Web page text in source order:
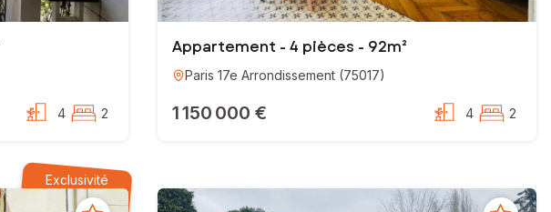
4 2
Appartement - 4 pièces - 92m²
Paris 17e Arrondissement (75017)
1 150 000 € 4 2
Exclusivité